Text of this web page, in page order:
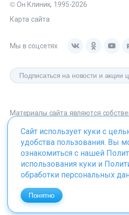
© Он Клиник, 1995-2026
Карта сайта
Мы в соцсетях
Материалы сайта являются
onclinic.ru запрещено в
ИМЕЮТСЯ ПРОТИВОПОКАЗАНИЯ.
ПРОКОНСУЛЬТИРОВАТЬСЯ СО
Сайт использует куки с
удобства пользования. Вы
ознакомиться с нашей
использования куки и
обработки персональных
Понятно